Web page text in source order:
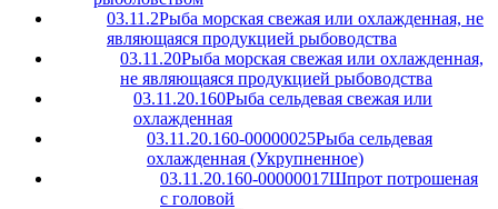
03.11.2Рыба морская свежая или охлажденная, не
являющаяся продукцией рыбоводства
03.11.20Рыба морская свежая или охлажденная,
не являющаяся продукцией рыбоводства
03.11.20.160Рыба сельдевая свежая или
охлажденная
03.11.20.160-00000025Рыба сельдевая
охлажденная (Укрупненное)
03.11.20.160-00000017Шпрот потрошеная
с головой